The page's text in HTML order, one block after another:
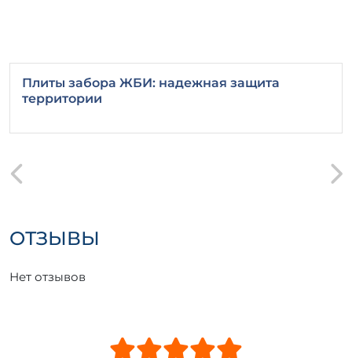
Плиты забора ЖБИ: надежная защита
территории
ОТЗЫВЫ
Нет отзывов